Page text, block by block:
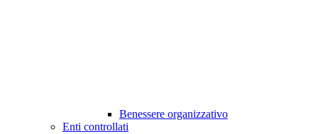
Benessere organizzativo
Enti controllati